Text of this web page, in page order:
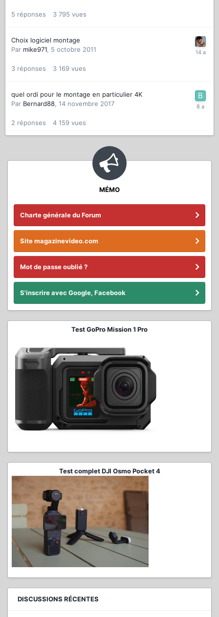
5 réponses 3 795 vues
Choix logiciel montage
Par mike971, 5 octobre 2011
3 réponses 3 169 vues
quel ordi pour le montage en particulier 4K
Par Bernard88, 14 novembre 2017
2 réponses 4 159 vues
MÉMO
Charte générale du Forum
Site magazinevideo.com
Mot de passe oublié ?
S'inscrire avec Google, Facebook
Test GoPro Mission 1 Pro
Test complet DJI Osmo Pocket 4
DISCUSSIONS RÉCENTES